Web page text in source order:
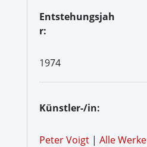
Entstehungsjah
r:
1974
Künstler-/in:
Peter Voigt | Alle Werke